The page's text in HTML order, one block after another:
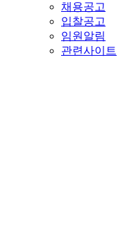
채용공고
입찰공고
임원알림
관련사이트